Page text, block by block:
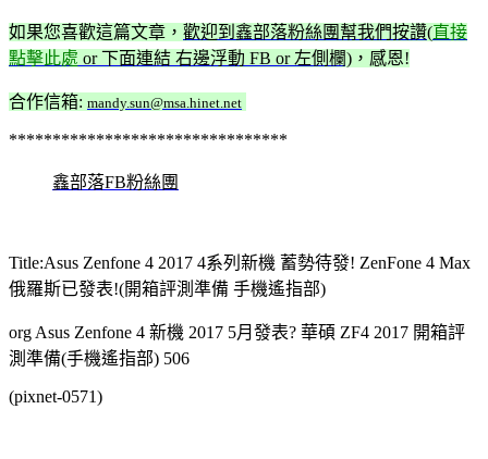
如果您喜歡這篇文章， 歡迎到鑫部落粉絲團幫我們按讚(直接
點擊此處 or 下面連結 右邊浮動 FB or 左側欄) ，感恩!
合作信箱: mandy.sun@msa.hinet.net
********************************
鑫部落FB粉絲團
Title:Asus Zenfone 4 2017 4系列新機 蓄勢待發! ZenFone 4 Max
俄羅斯已發表!(開箱評測準備 手機遙指部)
org Asus Zenfone 4 新機 2017 5月發表? 華碩 ZF4 2017 開箱評
測準備(手機遙指部) 506
(pixnet-0571)